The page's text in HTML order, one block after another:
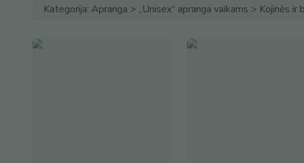
Kategorija: Apranga > „Unisex“ apranga vaikams > Kojinės ir